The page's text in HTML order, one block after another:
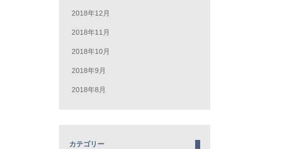
2018年12月
2018年11月
2018年10月
2018年9月
2018年8月
カテゴリー